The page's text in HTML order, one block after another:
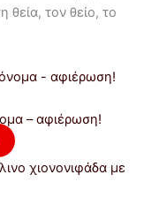
θεία, τον θείο, το
– αφιέρωση!